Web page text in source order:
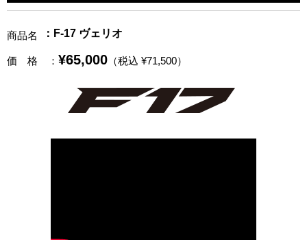
商品名 ：F-17 ヴェリオ
価 格 ： ¥65,000 （税込 ¥71,500）